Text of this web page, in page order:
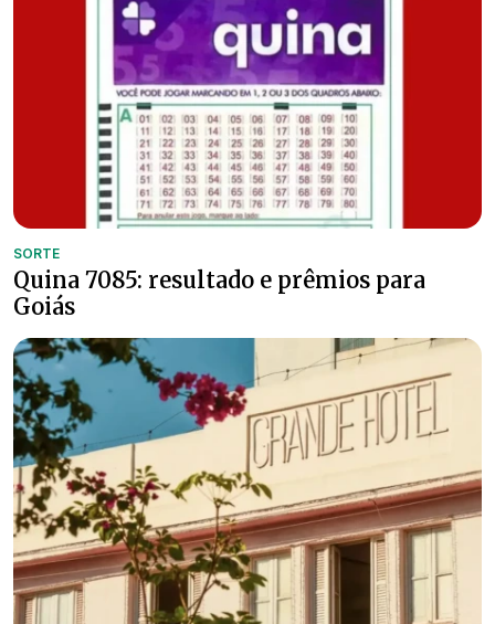
SORTE
Quina 7085: resultado e prêmios para
Goiás